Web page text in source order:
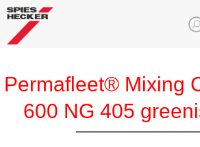
Permafleet® Mixing
600 NG 405